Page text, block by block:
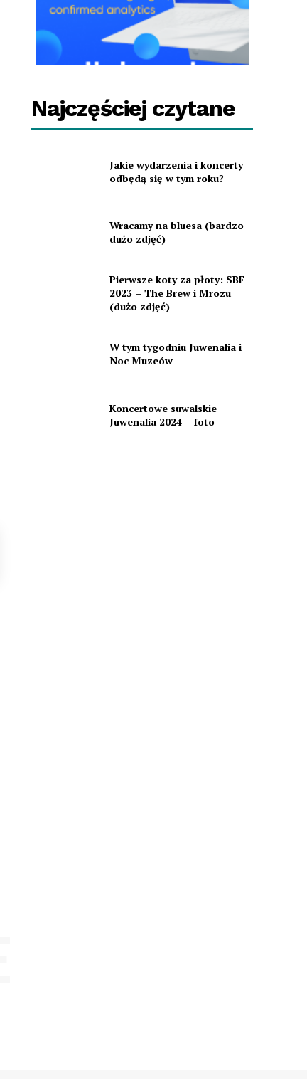
Najczęściej czytane
Jakie wydarzenia i koncerty
odbędą się w tym roku?
Wracamy na bluesa (bardzo
dużo zdjęć)
Pierwsze koty za płoty: SBF
2023 – The Brew i Mrozu
(dużo zdjęć)
W tym tygodniu Juwenalia i
Noc Muzeów
Koncertowe suwalskie
Juwenalia 2024 – foto